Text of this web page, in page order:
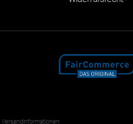
Versandinformationen